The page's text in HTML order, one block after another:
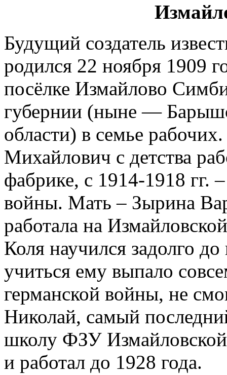
Будущий создатель
родился 22 ноября 1909
посёлке Измайлово
губернии (ныне —
области) в семье
Михайлович с детства
фабрике, с 1914-1918 гг.
войны. Мать – Зырина
работала на
Коля научился задолго
учиться ему выпало
германской войны, не
Николай, самый
школу ФЗУ
и работал до 1928